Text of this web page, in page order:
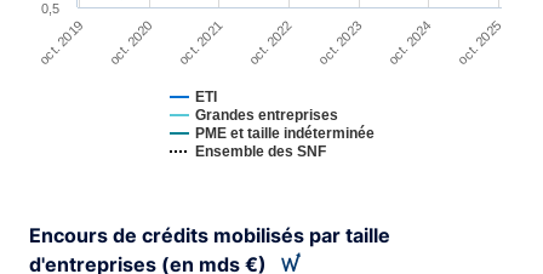
ETI
Grandes entreprises
PME et taille indéterminée
Ensemble des SNF
oct. 2019 oct. 2020 oct. 2021 oct. 2022 oct. 2023 oct. 2024 oct. 2025
0,5
Encours de crédits mobilisés par taille
d'entreprises (en mds €)